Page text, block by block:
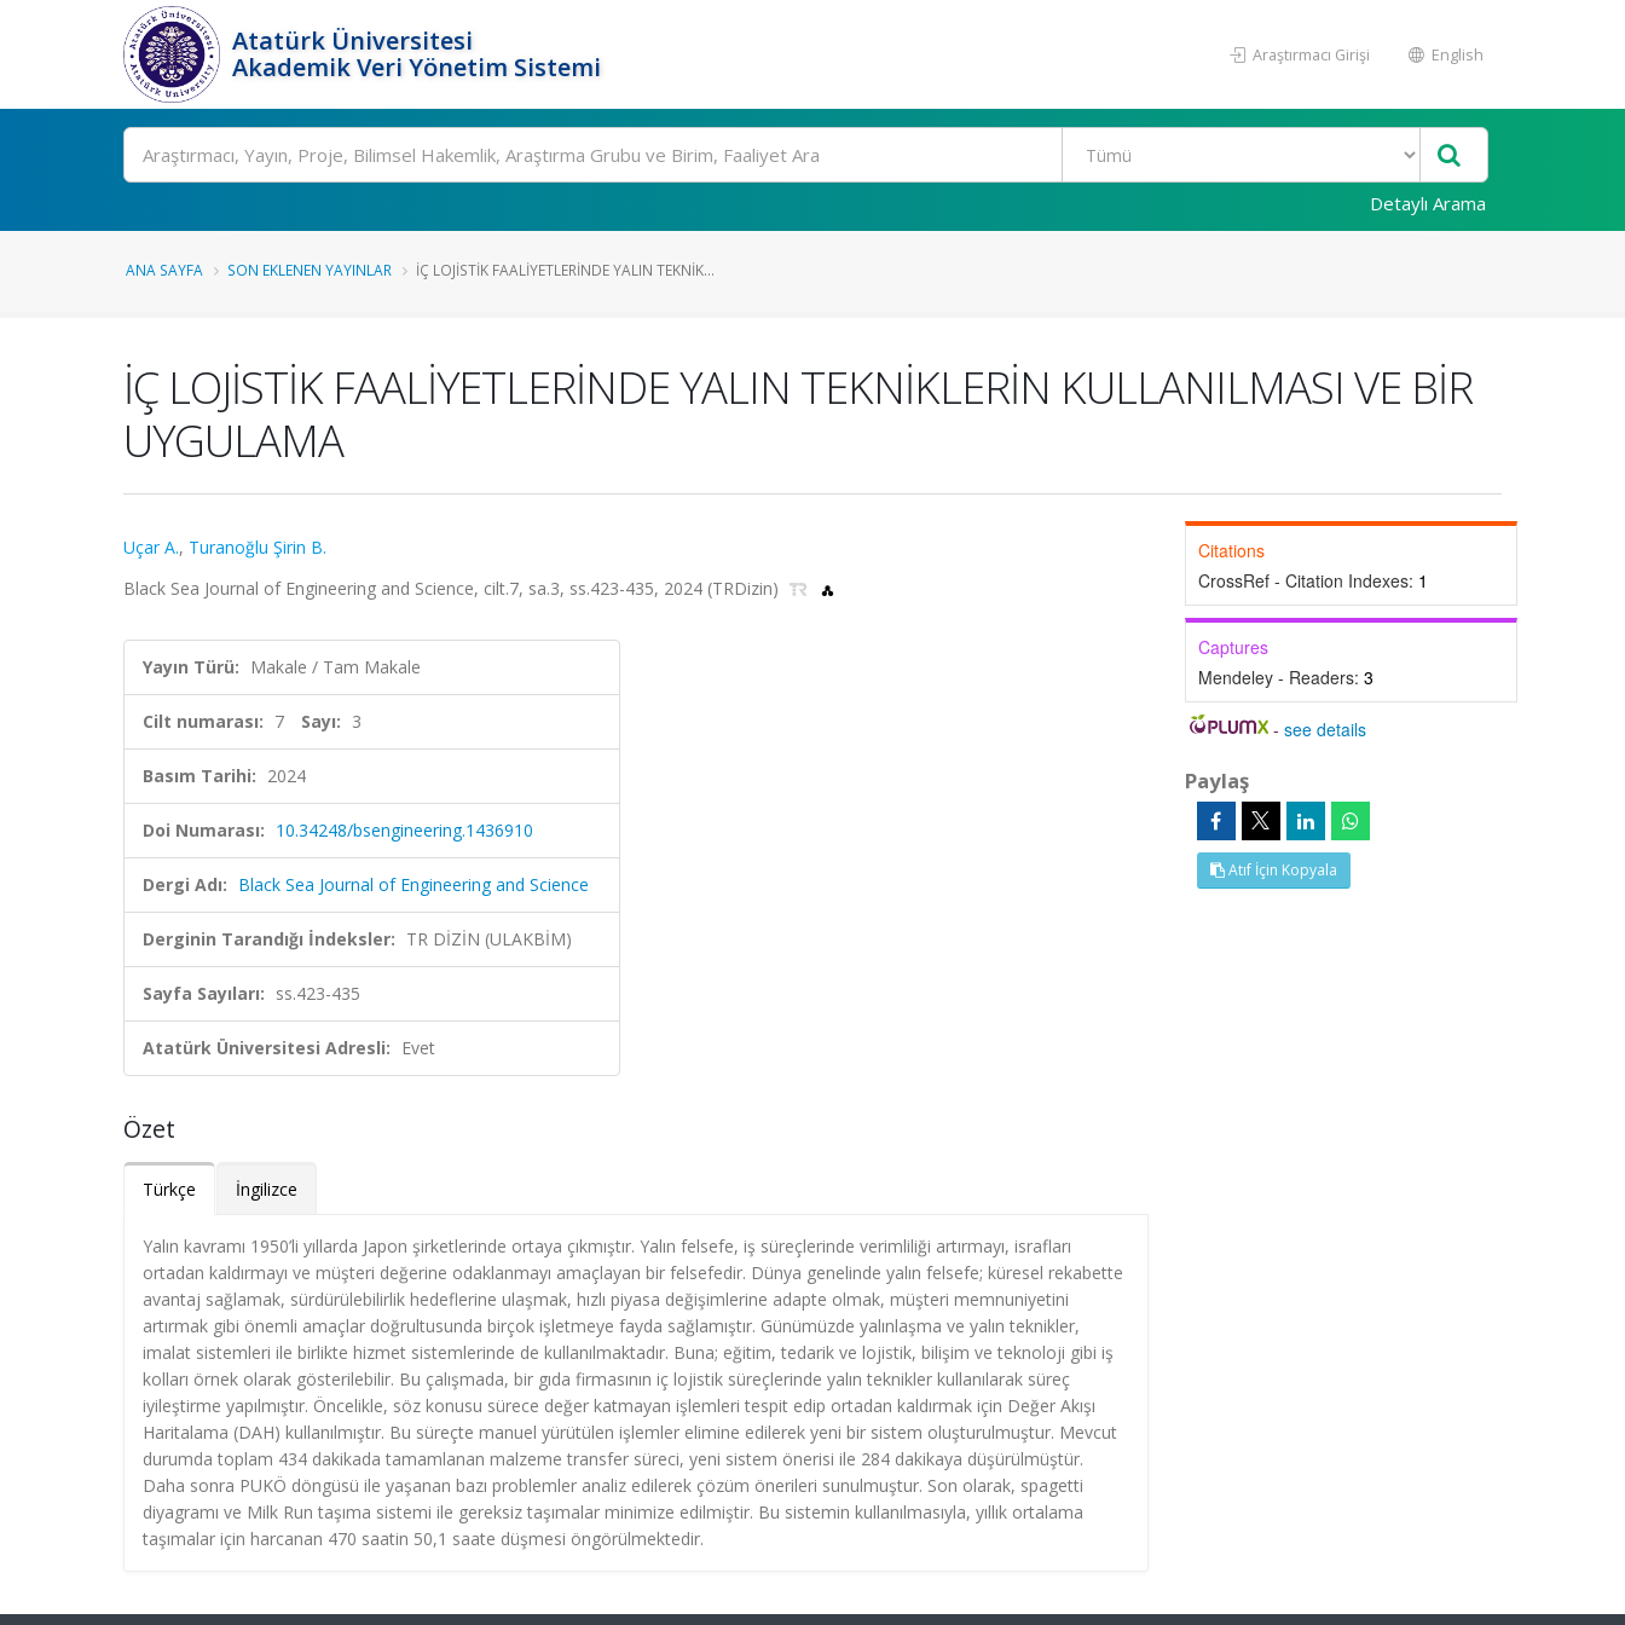
Atatürk Üniversitesi
Akademik Veri Yönetim Sistemi
Araştırmacı Girişi English
Ara
Detaylı Arama
ANA SAYFA SON EKLENEN YAYINLAR İÇ LOJİSTİK FAALİYETLERİNDE YALIN TEKNİK...
İÇ LOJİSTİK FAALİYETLERİNDE YALIN TEKNİKLERİN KULLANILMASI VE BİR
UYGULAMA
Uçar A., Turanoğlu Şirin B.
Black Sea Journal of Engineering and Science, cilt.7, sa.3, ss.423-435, 2024 (TRDizin)
Yayın Türü: Makale / Tam Makale
Cilt numarası: 7 Sayı: 3
Basım Tarihi: 2024
Doi Numarası: 10.34248/bsengineering.1436910
Dergi Adı: Black Sea Journal of Engineering and Science
Derginin Tarandığı İndeksler: TR DİZİN (ULAKBİM)
Sayfa Sayıları: ss.423-435
Atatürk Üniversitesi Adresli: Evet
Özet
Türkçe İngilizce
Yalın kavramı 1950’li yıllarda Japon şirketlerinde ortaya çıkmıştır. Yalın felsefe, iş süreçlerinde verimliliği artırmayı, israfları
ortadan kaldırmayı ve müşteri değerine odaklanmayı amaçlayan bir felsefedir. Dünya genelinde yalın felsefe; küresel rekabette
avantaj sağlamak, sürdürülebilirlik hedeflerine ulaşmak, hızlı piyasa değişimlerine adapte olmak, müşteri memnuniyetini
artırmak gibi önemli amaçlar doğrultusunda birçok işletmeye fayda sağlamıştır. Günümüzde yalınlaşma ve yalın teknikler,
imalat sistemleri ile birlikte hizmet sistemlerinde de kullanılmaktadır. Buna; eğitim, tedarik ve lojistik, bilişim ve teknoloji gibi iş
kolları örnek olarak gösterilebilir. Bu çalışmada, bir gıda firmasının iç lojistik süreçlerinde yalın teknikler kullanılarak süreç
iyileştirme yapılmıştır. Öncelikle, söz konusu sürece değer katmayan işlemleri tespit edip ortadan kaldırmak için Değer Akışı
Haritalama (DAH) kullanılmıştır. Bu süreçte manuel yürütülen işlemler elimine edilerek yeni bir sistem oluşturulmuştur. Mevcut
durumda toplam 434 dakikada tamamlanan malzeme transfer süreci, yeni sistem önerisi ile 284 dakikaya düşürülmüştür.
Daha sonra PUKÖ döngüsü ile yaşanan bazı problemler analiz edilerek çözüm önerileri sunulmuştur. Son olarak, spagetti
diyagramı ve Milk Run taşıma sistemi ile gereksiz taşımalar minimize edilmiştir. Bu sistemin kullanılmasıyla, yıllık ortalama
taşımalar için harcanan 470 saatin 50,1 saate düşmesi öngörülmektedir.
Citations
CrossRef - Citation Indexes: 1
Captures
Mendeley - Readers: 3
-see details
Paylaş
Atıf İçin Kopyala